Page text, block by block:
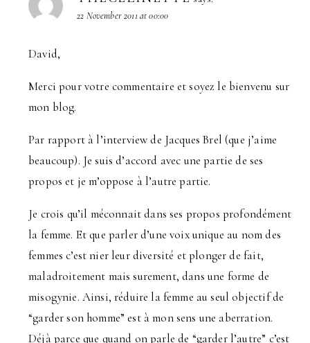
22 November 2011 at 00:00
David,
Merci pour votre commentaire et soyez le bienvenu sur
mon blog.
Par rapport à l’interview de Jacques Brel (que j’aime
beaucoup). Je suis d’accord avec une partie de ses
propos et je m’oppose à l’autre partie.
Je crois qu’il méconnait dans ses propos profondément
la femme. Et que parler d’une voix unique au nom des
femmes c’est nier leur diversité et plonger de fait,
maladroitement mais surement, dans une forme de
misogynie. Ainsi, réduire la femme au seul objectif de
“garder son homme” est à mon sens une aberration.
Déjà parce que quand on parle de “garder l’autre” c’est